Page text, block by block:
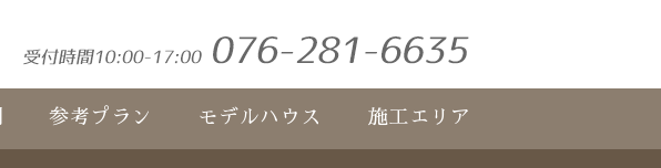
参考プラン モデルハウス 施工エリア